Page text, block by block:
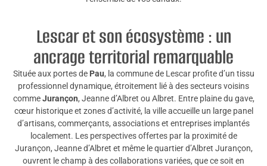
Lescar et son écosystème : un
ancrage territorial remarquable
Située aux portes de Pau, la commune de Lescar profite d’un tissu
professionnel dynamique, étroitement lié à des secteurs voisins
commeJurançon, Jeanne d’Albret ou Albret. Entre plaine du gave,
cœur historique et zones d’activité, la ville accueille un large panel
d’artisans, commerçants, associations et entreprises implantés
localement. Les perspectives offertes par la proximité de
Jurançon, Jeanne d’Albret et même le quartier d’Albret Jurançon,
ouvrent le champ à des collaborations variées, que ce soit en